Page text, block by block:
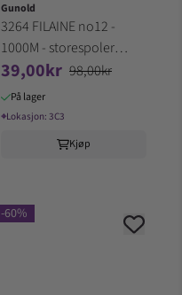
Gunold
3264 FILAINE no12 -
1000M - storespoler
100% Akryl (3C3)
39,00kr 98,00kr
På lager
⌖Lokasjon: 3C3
Kjøp
-60%